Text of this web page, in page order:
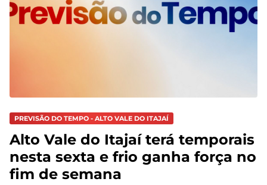
PREVISÃO DO TEMPO - ALTO VALE DO ITAJAÍ
Alto Vale do Itajaí terá temporais
nesta sexta e frio ganha força no
fim de semana